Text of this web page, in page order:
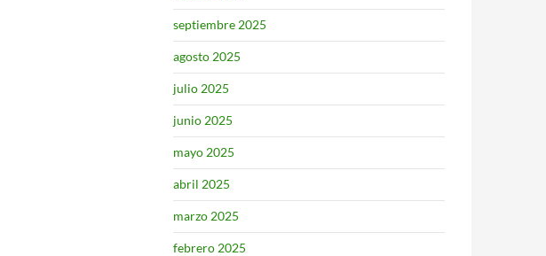
septiembre 2025
agosto 2025
julio 2025
junio 2025
mayo 2025
abril 2025
marzo 2025
febrero 2025